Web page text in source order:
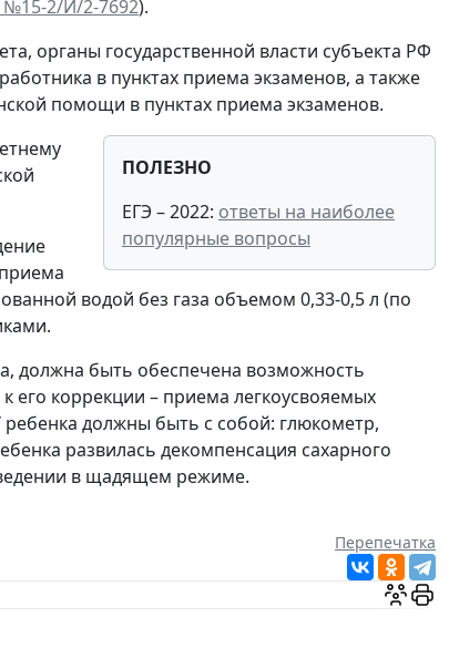
№15-2/И/2-7692).
органы государственной власти субъекта РФ
в пунктах приема экзаменов, а также
помощи в пунктах приема экзаменов.
ПОЛЕЗНО
ЕГЭ – 2022: ответы на наиболее
популярные вопросы
водой без газа объемом 0,33-0,5 л (по
должна быть обеспечена возможность
его коррекции – приема легкоусвояемых
должны быть с собой: глюкометр,
развилась декомпенсация сахарного
в щадящем режиме.
Перепечатка